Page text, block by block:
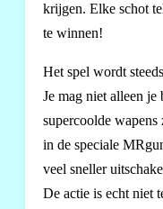
krijgen. Elke schot
te winnen!
Het spel wordt
Je mag niet alleen
supercoolde wapens
in de speciale
veel sneller
De actie is echt niet